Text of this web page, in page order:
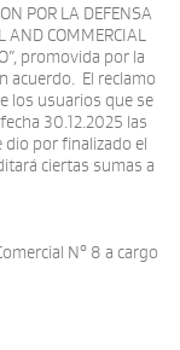
POR LA DEFENSA
AND COMMERCIAL
promovida por la
acuerdo. El reclamo
los usuarios que se
30.12.2025 las
dio por finalizado el
ciertas sumas a
N° 8 a cargo